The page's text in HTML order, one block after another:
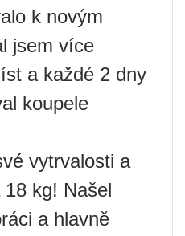
k novým
jsem více
a každé 2 dny
koupele
vytrvalosti a
kg! Našel
a hlavně